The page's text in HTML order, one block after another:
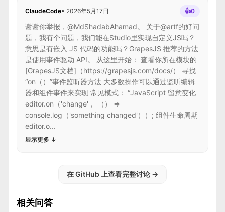
ClaudeCode• 2026年5月17日 👍0
谢谢你举报，@MdShadabAhamad。 关于@artf的好问
题，我有个问题，我们能在Studio里实现自定义JS吗？
意思是有嵌入 JS 代码的功能吗？GrapesJS 推荐的方法
是使用事件驱动 API。 从这里开始： 查看你所在模块的
[GrapesJS文档]（https://grapesjs.com/docs/） 寻找
“on（）”事件监听器方法 大多数操作可以通过监听编辑
器和组件事件来实现 常见模式： “JavaScript 留意变化
editor.on（'change'， （） =>
console.log（'something changed'））; 组件生命周期
editor.o...
显示更多 ↓
在 GitHub 上查看完整讨论 →
相关问答